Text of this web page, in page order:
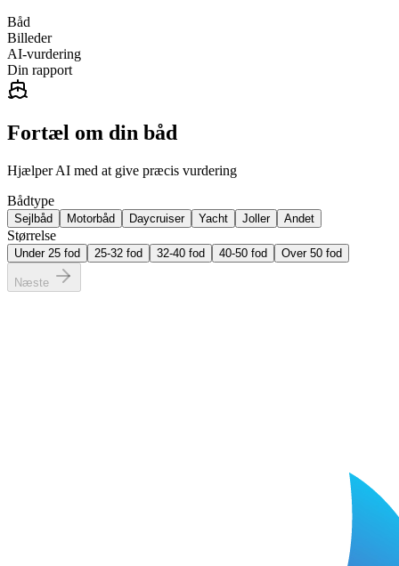
Båd
Billeder
AI-vurdering
Din rapport
Fortæl om din båd
Hjælper AI med at give præcis vurdering
Bådtype
Sejlbåd Motorbåd Daycruiser Yacht Joller Andet
Størrelse
Under 25 fod 25-32 fod 32-40 fod 40-50 fod Over 50 fod
Næste